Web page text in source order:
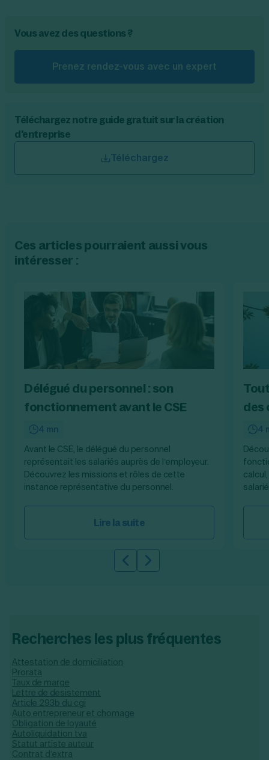
tribunal compétent pour faire valoir ses
Vous avez des questions ?
Prenez rendez-vous avec un expert
Téléchargez notre guide gratuit sur la création
d'entreprise
Téléchargez
Ces articles pourraient aussi vous
intéresser :
Délégué du personnel : son
fonctionnement avant le CSE
4 mn
Avant le CSE, le délégué du personnel
représentait les salariés auprès de l’employeur.
Découvrez les missions et rôles de cette
instance représentative du personnel.
Lire la suite
des
4
Slide précédente
Slide suivante
Recherches les plus fréquentes
Attestation de domiciliation
Prorata
Taux de marge
Lettre de desistement
Article 293b du cgi
Auto entrepreneur et chomage
Obligation de loyauté
Autoliquidation tva
Statut artiste auteur
Contrat d’extra